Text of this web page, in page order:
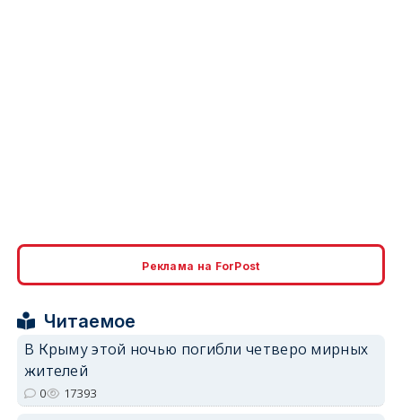
Реклама на ForPost
Читаемое
В Крыму этой ночью погибли четверо мирных
жителей
0 17393